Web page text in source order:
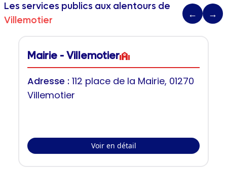
Les services publics aux alentours de
Villemotier
← →
Mairie - Villemotier
Adresse : 112 place de la Mairie, 01270
Villemotier
Voir en détail